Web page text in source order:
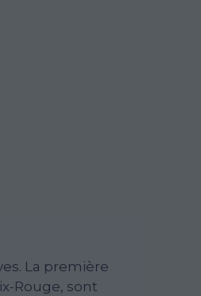
La première
Rouge, sont